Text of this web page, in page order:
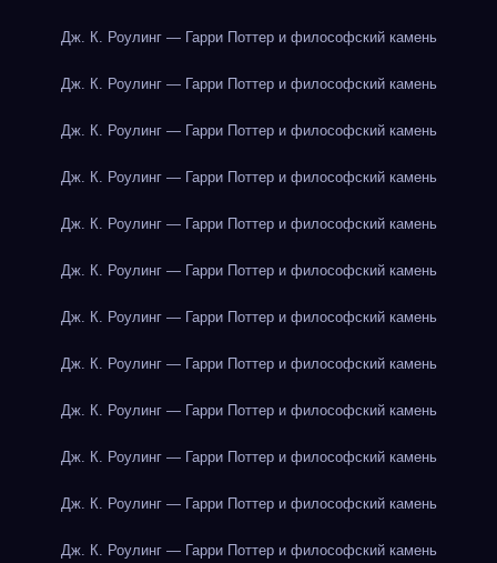
Дж. К. Роулинг — Гарри Поттер и философский камень
Дж. К. Роулинг — Гарри Поттер и философский камень
Дж. К. Роулинг — Гарри Поттер и философский камень
Дж. К. Роулинг — Гарри Поттер и философский камень
Дж. К. Роулинг — Гарри Поттер и философский камень
Дж. К. Роулинг — Гарри Поттер и философский камень
Дж. К. Роулинг — Гарри Поттер и философский камень
Дж. К. Роулинг — Гарри Поттер и философский камень
Дж. К. Роулинг — Гарри Поттер и философский камень
Дж. К. Роулинг — Гарри Поттер и философский камень
Дж. К. Роулинг — Гарри Поттер и философский камень
Дж. К. Роулинг — Гарри Поттер и философский камень